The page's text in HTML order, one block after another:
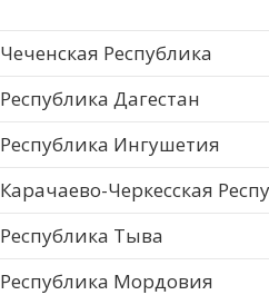
Чеченская Республика
Республика Дагестан
Республика Ингушетия
Карачаево-Черкесская
Республика Тыва
Республика Мордовия